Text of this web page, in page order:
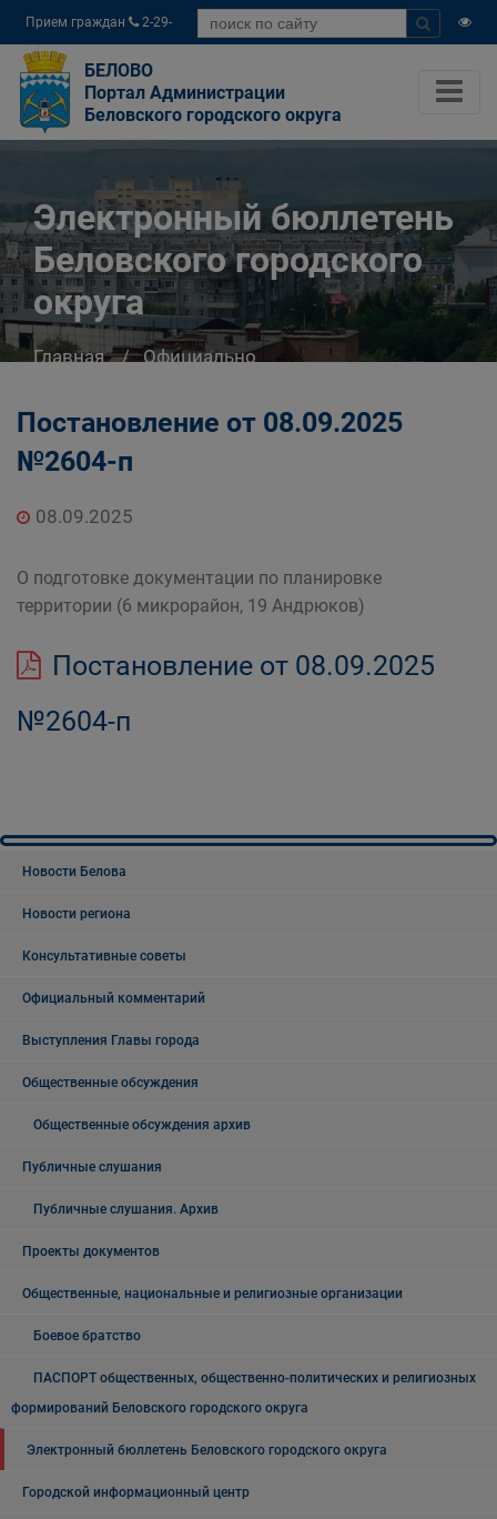
Прием граждан
2-29-
04
БЕЛОВО
Портал Администрации
Беловского городского округа
Электронный бюллетень
Беловского городского
округа
Главная
Официально
Постановление от 08.09.2025
№2604-п
08.09.2025
О подготовке документации по планировке
территории (6 микрорайон, 19 Андрюков)
Постановление от 08.09.2025
№2604-п
Новости Белова
Новости региона
Консультативные советы
Официальный комментарий
Выступления Главы города
Общественные обсуждения
Общественные обсуждения архив
Публичные слушания
Публичные слушания. Архив
Проекты документов
Общественные, национальные и религиозные организации
Боевое братство
ПАСПОРТ общественных, общественно-политических и религиозных
формирований Беловского городского округа
Электронный бюллетень Беловского городского округа
Городской информационный центр